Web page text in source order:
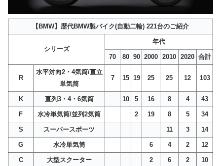
【BMW】歴代BMW製バイク(自動二輪) 221台のご紹介
シリーズ
年代
70 80 90 2000 2010 2020 合計
R
水平対向2・4気筒/直立
単気筒
7 15 19 25 25 12 103
K 直列3・4・6気筒 10 5 16 8 4 43
F 水冷単気筒/並列2気筒 2 19 8 5 34
S スーパースポーツ 11 3 14
G 水冷単気筒 6 4 2 12
C 大型スクーター 2 6 2 10